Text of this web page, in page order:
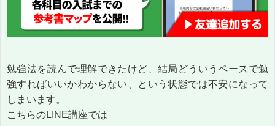
勉強法を読んで理解できたけど、結局どういうペースで勉
強すればいいかわからない、という状態では不安になって
しまいます。
こちらのLINE講座では